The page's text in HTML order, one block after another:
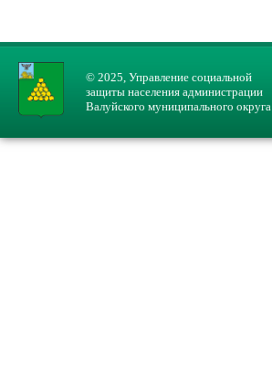
© 2025, Управление социальной
защиты населения администрации
Валуйского муниципального округа